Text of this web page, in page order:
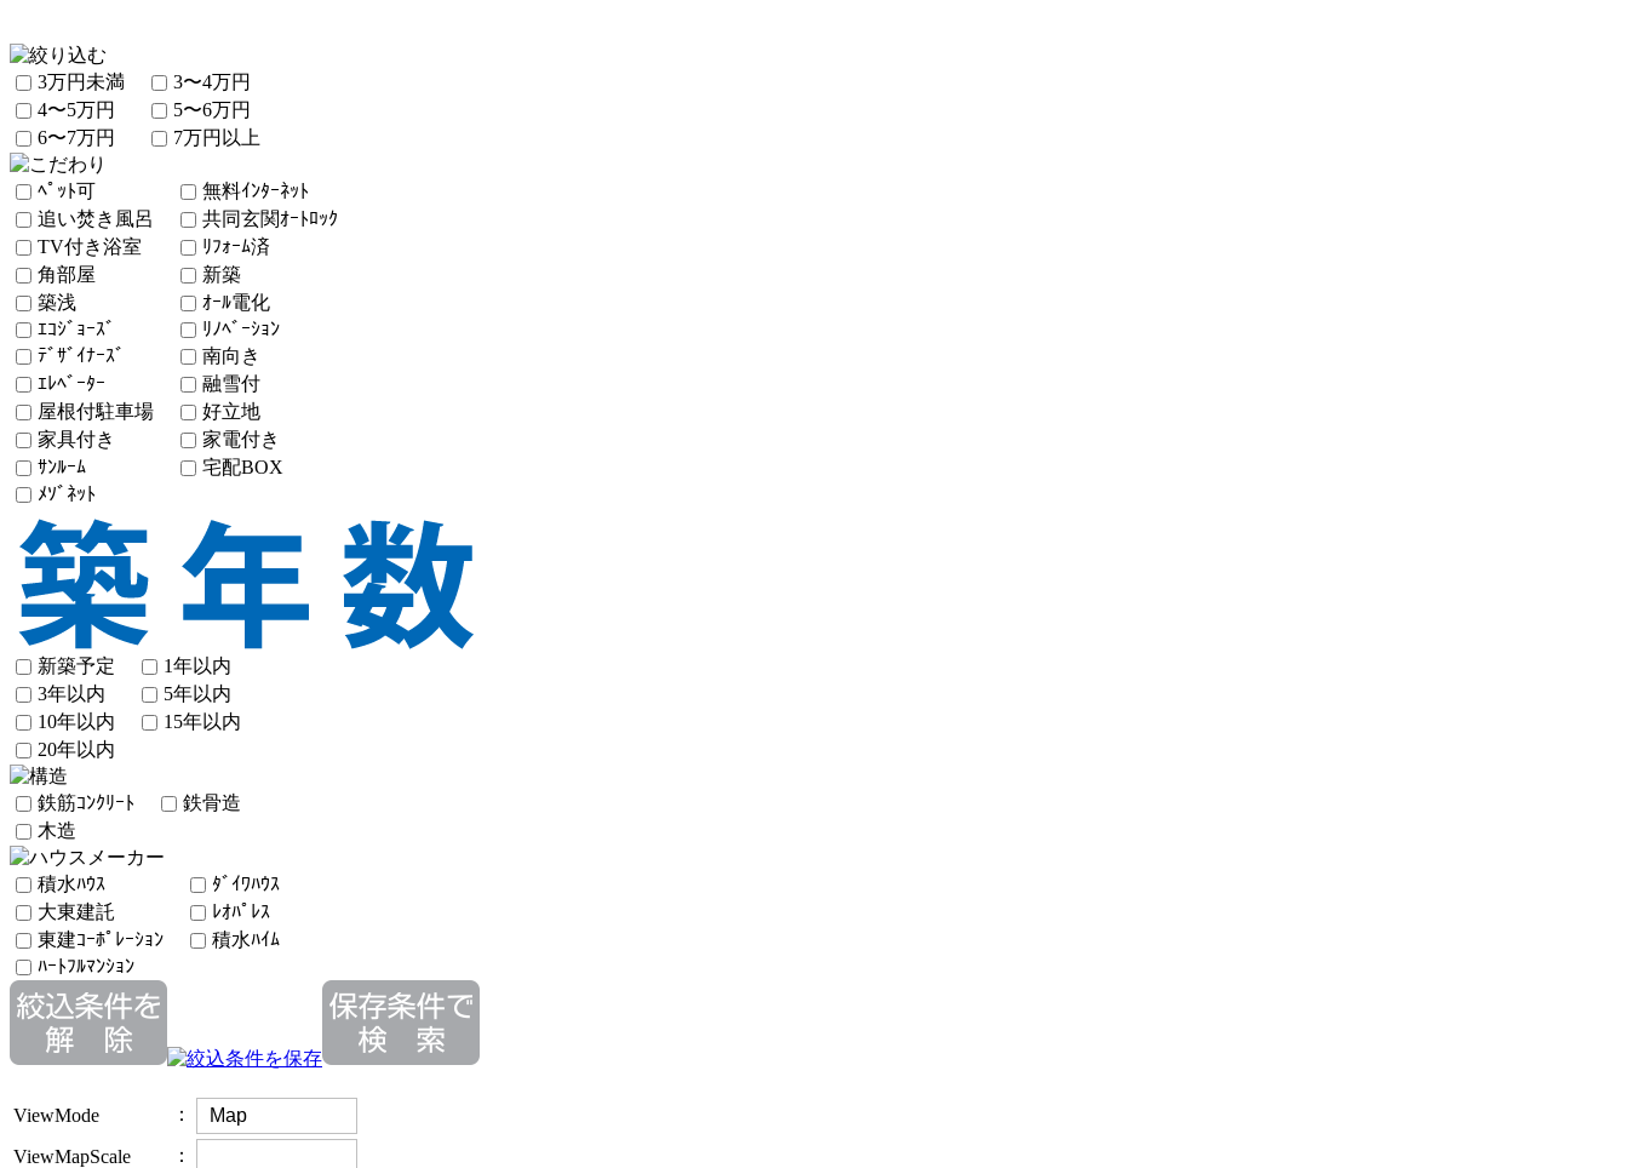
3万円未満
3〜4万円
4〜5万円
5〜6万円
6〜7万円
7万円以上
ﾍﾟｯﾄ可
無料ｲﾝﾀｰﾈｯﾄ
追い焚き風呂
共同玄関ｵｰﾄﾛｯｸ
TV付き浴室
ﾘﾌｫｰﾑ済
角部屋
新築
築浅
ｵｰﾙ電化
ｴｺｼﾞｮｰｽﾞ
ﾘﾉﾍﾞｰｼｮﾝ
ﾃﾞｻﾞｲﾅｰｽﾞ
南向き
ｴﾚﾍﾞｰﾀｰ
融雪付
屋根付駐車場
好立地
家具付き
家電付き
ｻﾝﾙｰﾑ
宅配BOX
ﾒｿﾞﾈｯﾄ
新築予定
1年以内
3年以内
5年以内
10年以内
15年以内
20年以内
鉄筋ｺﾝｸﾘｰﾄ
鉄骨造
木造
積水ﾊｳｽ
ﾀﾞｲﾜﾊｳｽ
大東建託
ﾚｵﾊﾟﾚｽ
東建ｺｰﾎﾟﾚｰｼｮﾝ
積水ﾊｲﾑ
ﾊｰﾄﾌﾙﾏﾝｼｮﾝ
ViewMode ：
ViewMapScale ：